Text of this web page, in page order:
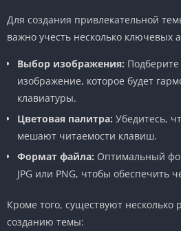
Для создания привлекательной
важно учесть несколько ключевых
Выбор изображения:
изображение, которое будет
клавиатуры.
Цветовая палитра: Убедитесь,
мешают читаемости клавиш.
Формат файла: Оптимальный
JPG или PNG, чтобы обеспечить
Кроме того, существуют несколько
созданию темы: